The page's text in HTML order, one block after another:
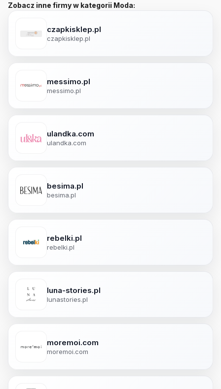
Zobacz inne firmy w kategorii Moda:
czapkisklep.pl
czapkisklep.pl
messimo.pl
messimo.pl
ulandka.com
ulandka.com
besima.pl
besima.pl
rebelki.pl
rebelki.pl
luna-stories.pl
lunastories.pl
moremoi.com
moremoi.com